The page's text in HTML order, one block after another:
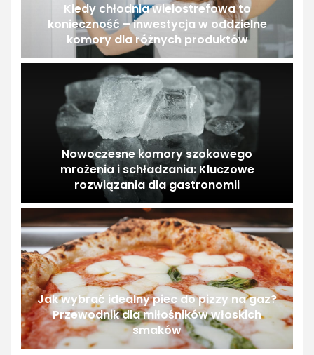
Kiedy chłodnia wielostrefowa to
konieczność – inwestycja w oddzielne
komory dla różnych produktów
Nowoczesne komory szokowego
mrożenia i schładzania: Kluczowe
rozwiązania dla gastronomii
Jak wybrać idealny piec do pizzy na gaz?
Przewodnik dla miłośników włoskich
smaków